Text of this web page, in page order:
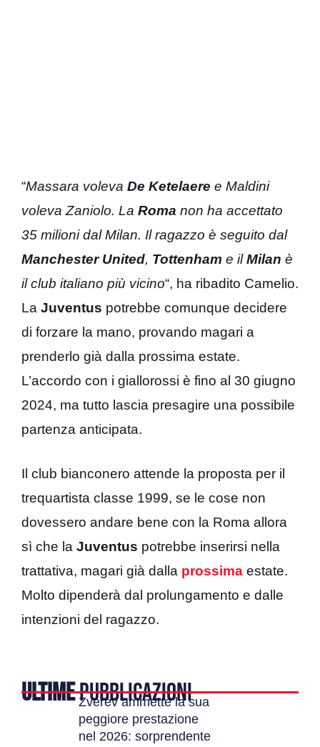
“Massara voleva De Ketelaere e Maldini
voleva Zaniolo. La Roma non ha accettato
35 milioni dal Milan. Il ragazzo è seguito dal
Manchester United, Tottenham e ilMilan è
il club italiano più vicino“, ha ribadito Camelio.
La Juventus potrebbe comunque decidere
di forzare la mano, provando magari a
prenderlo già dalla prossima estate.
L’accordo con i giallorossi è fino al 30 giugno
2024, ma tutto lascia presagire una possibile
partenza anticipata.
Il club bianconero attende la proposta per il
trequartista classe 1999, se le cose non
dovessero andare bene con la Roma allora
sì che la Juventus potrebbe inserirsi nella
trattativa, magari già dalla prossima estate.
Molto dipenderà dal prolungamento e dalle
intenzioni del ragazzo.
ULTIMEPUBBLICAZIONI
Zverev ammette la sua
peggiore prestazione
nel 2026: sorprendente